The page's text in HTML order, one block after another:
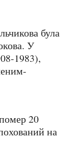
У
1983),
на